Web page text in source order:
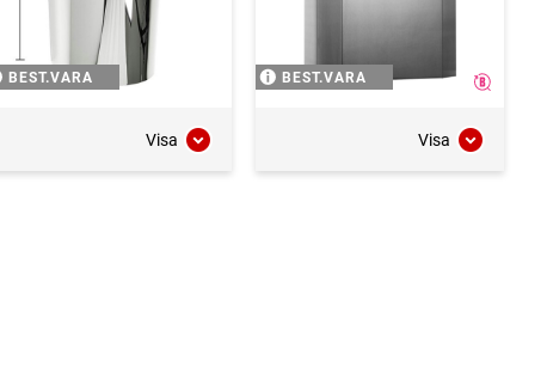
BEST.VARA
Visa
BEST.VARA
Visa